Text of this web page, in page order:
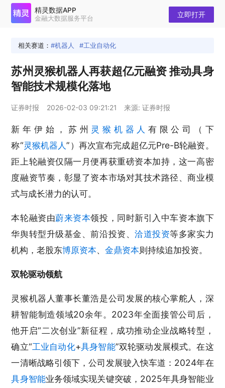
相关赛道： 机器人 工业自动化
苏州灵猴机器人再获超亿元融资 推动具身
智能技术规模化落地
证券时报 2026-02-03 09:21:21 来源: 证券时报
新年伊始，苏州 灵猴 机器人有限公司（下
称“灵猴机器人”）再次宣布完成超亿元Pre-B轮融资。
距上轮融资仅隔一月便再获重磅资本加持，这一高密
度融资节奏，彰显了资本市场对其技术路径、商业模
式与成长潜力的认可。
本轮融资由蔚来资本领投，同时新引入中车资本旗下
华舆转型升级基金、前沿投资、洽道投资等多家实力
机构，老股东博原资本、金鼎资本则持续追加投资。
双轮驱动领航
灵猴机器人董事长董浩是公司发展的核心掌舵人，深
耕智能制造领域20余年。2023年全面接管公司后，
他开启“二次创业”新征程，成功推动企业战略转型，
确立“工业自动化+具身智能”双轮驱动发展模式。在这
一清晰战略引领下，公司发展驶入快车道：2024年在
具身智能业务领域实现关键突破，2025年具身智能业
精灵数据APP
金融大数据服务平台 立即打开